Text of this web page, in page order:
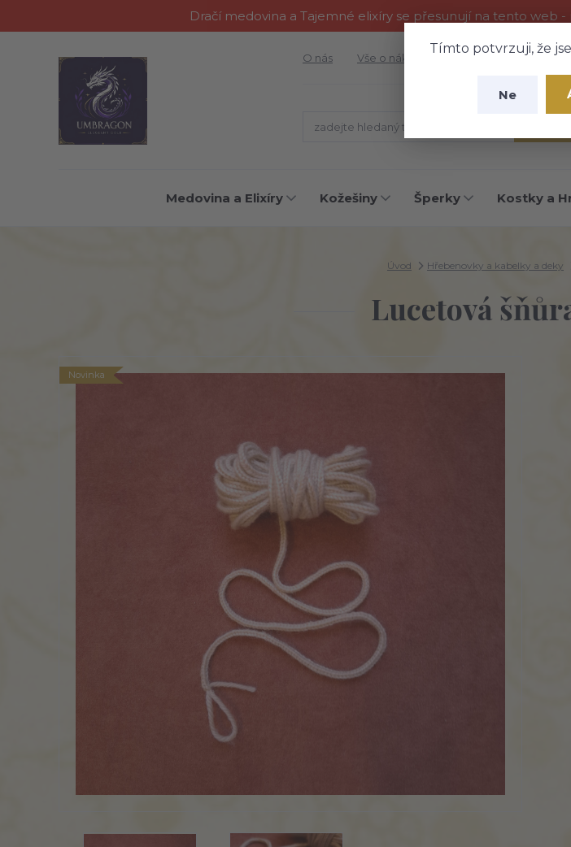
Dračí medovina a Tajemné elixíry se přesunují na tento web
Tímto potvrzuji, že
Ne
O nás Vše o nákupu Fotogalerie
Medovina a Elixíry Kožešiny Šperky Kostky a
Úvod Hřebenovky a kabelky a deky
Lucetová
Novinka